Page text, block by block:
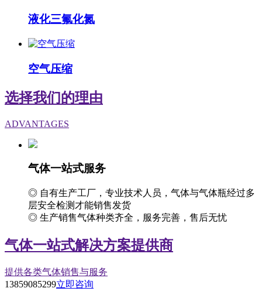
液化三氟化氮
空气压缩
选择我们的理由
ADVANTAGES
气体一站式服务
◎ 自有生产工厂，专业技术人员，气体与气体瓶经过多
层安全检测才能销售发货
◎ 生产销售气体种类齐全，服务完善，售后无忧
气体一站式解决方案提供商
提供各类气体销售与服务
13859085299立即咨询